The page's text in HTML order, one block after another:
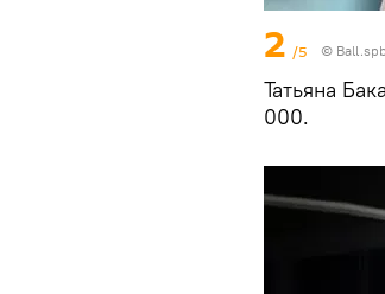
2 /5 © Ball.spb
Татьяна
000.